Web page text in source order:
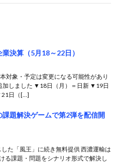
決算（5月18～22日）
対象・予定は変更になる可能性があり
加しました ▼18日（月）＝日新 ▼19日
日（[…]
題解決ゲームで第2弾を配信開
た「風王」に続き無料提供 西濃運輸は
る課題・問題をシナリオ形式で解決し